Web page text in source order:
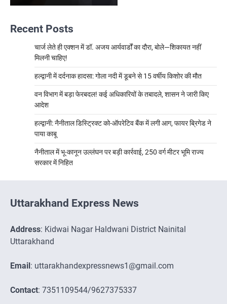
Recent Posts
चार्ज लेते ही एक्शन में डॉ. अजय आर्यवार्डों का दौरा, बोले—शिकायत नहीं
मिलनी चाहिए!
हल्द्वानी में दर्दनाक हादसा: गोला नदी में डूबने से 15 वर्षीय किशोर की मौत
वन विभाग में बड़ा फेरबदल! कई अधिकारियों के तबादले, शासन ने जारी किए
आदेश
हल्द्वानी: नैनीताल डिस्ट्रिक्ट को-ऑपरेटिव बैंक में लगी आग, फायर ब्रिगेड ने
पाया काबू
नैनीताल में भू-कानून उल्लंघन पर बड़ी कार्रवाई, 250 वर्ग मीटर भूमि राज्य
सरकार में निहित
Uttarakhand Express News
Address: Kidwai Nagar Haldwani District Nainital
Uttarakhand
Email: uttarakhandexpressnews1@gmail.com
Contact: 7351109544/9627375337